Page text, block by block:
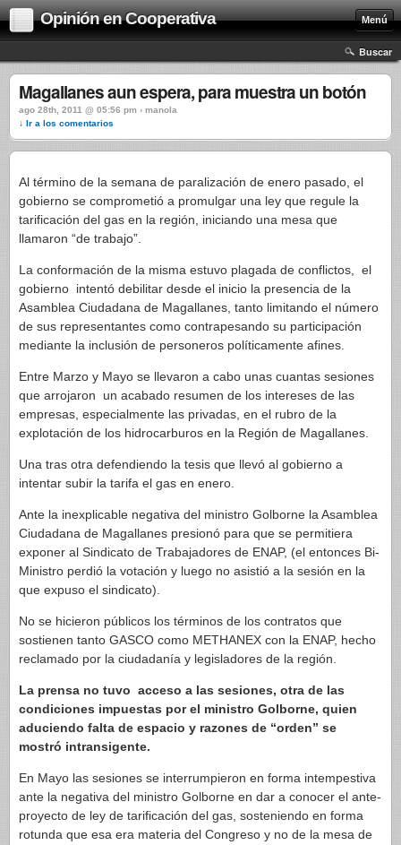
Opinión en Cooperativa Menú
Buscar
Magallanes aun espera, para muestra un botón
ago 28th, 2011 @ 05:56 pm › manola
↓ Ir a los comentarios
Al término de la semana de paralización de enero pasado, el
gobierno se comprometió a promulgar una ley que regule la
tarificación del gas en la región, iniciando una mesa que
llamaron “de trabajo”.
La conformación de la misma estuvo plagada de conflictos, el
gobierno intentó debilitar desde el inicio la presencia de la
Asamblea Ciudadana de Magallanes, tanto limitando el número
de sus representantes como contrapesando su participación
mediante la inclusión de personeros políticamente afines.
Entre Marzo y Mayo se llevaron a cabo unas cuantas sesiones
que arrojaron un acabado resumen de los intereses de las
empresas, especialmente las privadas, en el rubro de la
explotación de los hidrocarburos en la Región de Magallanes.
Una tras otra defendiendo la tesis que llevó al gobierno a
intentar subir la tarifa el gas en enero.
Ante la inexplicable negativa del ministro Golborne la Asamblea
Ciudadana de Magallanes presionó para que se permitiera
exponer al Sindicato de Trabajadores de ENAP, (el entonces Bi-
Ministro perdió la votación y luego no asistió a la sesión en la
que expuso el sindicato).
No se hicieron públicos los términos de los contratos que
sostienen tanto GASCO como METHANEX con la ENAP, hecho
reclamado por la ciudadanía y legisladores de la región.
La prensa no tuvo acceso a las sesiones, otra de las
condiciones impuestas por el ministro Golborne, quien
aduciendo falta de espacio y razones de “orden” se
mostró intransigente.
En Mayo las sesiones se interrumpieron en forma intempestiva
ante la negativa del ministro Golborne en dar a conocer el ante-
proyecto de ley de tarificación del gas, sosteniendo en forma
rotunda que esa era materia del Congreso y no de la mesa de